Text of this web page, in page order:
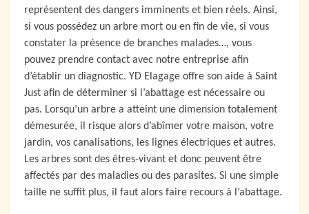
représentent des dangers imminents et bien réels. Ainsi,
si vous possédez un arbre mort ou en fin de vie, si vous
constater la présence de branches malades…, vous
pouvez prendre contact avec notre entreprise afin
d’établir un diagnostic. YD Elagage offre son aide à Saint
Just afin de déterminer si l’abattage est nécessaire ou
pas. Lorsqu’un arbre a atteint une dimension totalement
démesurée, il risque alors d’abîmer votre maison, votre
jardin, vos canalisations, les lignes électriques et autres.
Les arbres sont des êtres-vivant et donc peuvent être
affectés par des maladies ou des parasites. Si une simple
taille ne suffit plus, il faut alors faire recours à l’abattage.